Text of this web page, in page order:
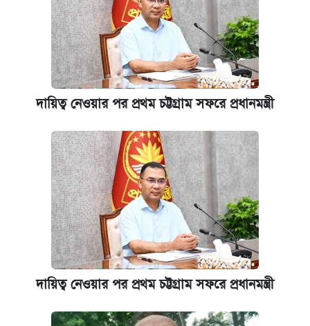
দায়িত্ব নেওয়ার পর প্রথম চট্টগ্রাম সফরে প্রধানমন্ত্রী
দায়িত্ব নেওয়ার পর প্রথম চট্টগ্রাম সফরে প্রধানমন্ত্রী